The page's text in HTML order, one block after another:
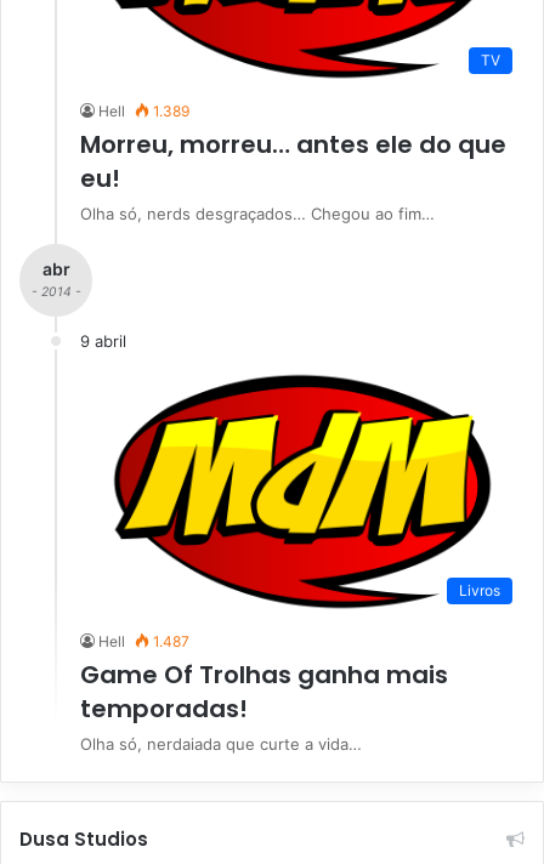
TV
Hell 1.389
Morreu, morreu… antes ele do que
eu!
Olha só, nerds desgraçados… Chegou ao fim…
abr
- 2014 -
9 abril
Livros
Hell 1.487
Game Of Trolhas ganha mais
temporadas!
Olha só, nerdaiada que curte a vida…
Dusa Studios